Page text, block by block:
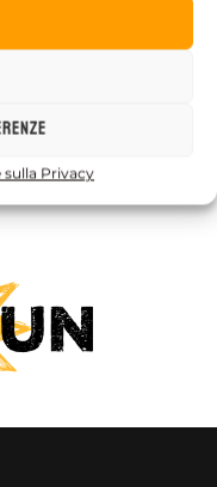
sulla Privacy